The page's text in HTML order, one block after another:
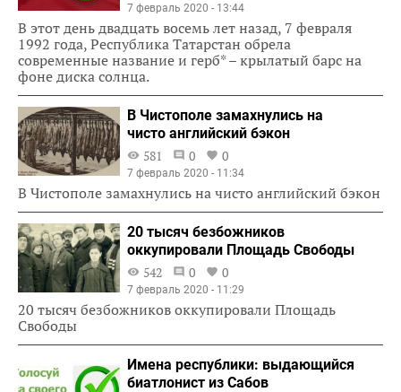
7 февраль 2020 - 13:44
В этот день двадцать восемь лет назад, 7 февраля
1992 года, Республика Татарстан обрела
современные название и герб* – крылатый барс на
фоне диска солнца.
В Чистополе замахнулись на
чисто английский бэкон
581
0 0
7 февраль 2020 - 11:34
В Чистополе замахнулись на чисто английский бэкон
20 тысяч безбожников
оккупировали Площадь Свободы
542
0 0
7 февраль 2020 - 11:29
20 тысяч безбожников оккупировали Площадь
Свободы
Имена республики: выдающийся
биатлонист из Сабов